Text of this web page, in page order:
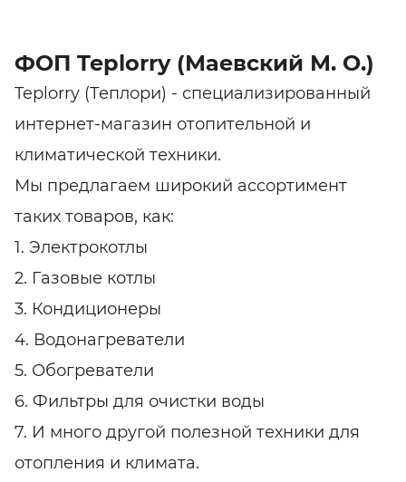
ФОП Teplorry (Маевский М. О.)
Teplorry (Теплори) - специализированный
интернет-магазин отопительной и
климатической техники.
Мы предлагаем широкий ассортимент
таких товаров, как:
1. Электрокотлы
2. Газовые котлы
3. Кондиционеры
4. Водонагреватели
5. Обогреватели
6. Фильтры для очистки воды
7. И много другой полезной техники для
отопления и климата.